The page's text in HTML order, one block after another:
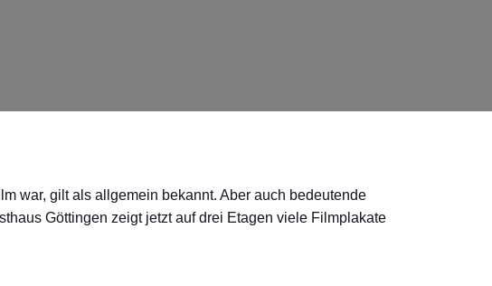
war, gilt als allgemein bekannt. Aber auch bedeutende
Göttingen zeigt jetzt auf drei Etagen viele Filmplakate